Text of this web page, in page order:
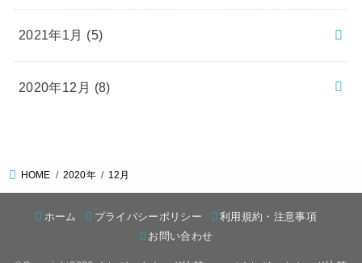
2021年1月 (5)
2020年12月 (8)
HOME 2020年 12月
ホーム プライバシーポリシー
利用規約・注意事項
お問い合わせ